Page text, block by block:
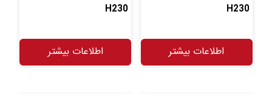
H230
اطلاعات بیشتر
H230
اطلاعات بیشتر